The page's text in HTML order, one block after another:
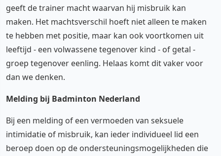
geeft de trainer macht waarvan hij misbruik kan
maken. Het machtsverschil hoeft niet alleen te maken
te hebben met positie, maar kan ook voortkomen uit
leeftijd - een volwassene tegenover kind - of getal -
groep tegenover eenling. Helaas komt dit vaker voor
dan we denken.
Melding bij Badminton Nederland
Bij een melding of een vermoeden van seksuele
intimidatie of misbruik, kan ieder individueel lid een
beroep doen op de ondersteuningsmogelijkheden die